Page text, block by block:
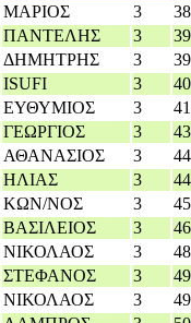
ΜΑΡΙΟΣ 3
ΠΑΝΤΕΛΗΣ 3
ΔΗΜΗΤΡΗΣ 3
ISUFI 3
ΕΥΘΥΜΙΟΣ 3
ΓΕΩΡΓΙΟΣ 3
ΑΘΑΝΑΣΙΟΣ 3
ΗΛΙΑΣ 3
ΚΩΝ/ΝΟΣ 3
ΒΑΣΙΛΕΙΟΣ 3
ΝΙΚΟΛΑΟΣ 3
ΣΤΕΦΑΝΟΣ 3
ΝΙΚΟΛΑΟΣ 3